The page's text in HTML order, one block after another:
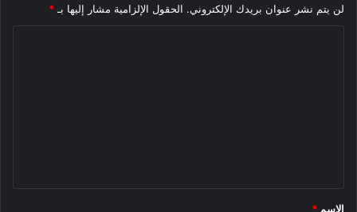
لن يتم نشر عنوان بريدك الإلكتروني. الحقول الإلزامية مشار إليها بـ *
*
الاسم *